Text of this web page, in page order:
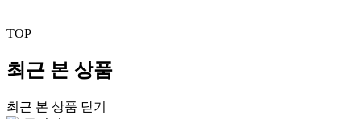
TOP
최근 본 상품
최근 본 상품 닫기